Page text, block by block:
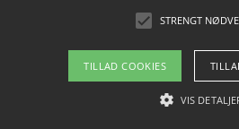
Copyright 2026 -
Om / kontakt
STRENGT
TILLAD COOKIES
VIS